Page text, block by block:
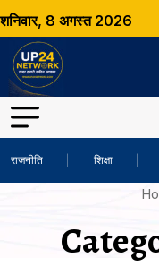
शनिवार, 8 अगस्त 2026
राजनीति शिक्षा